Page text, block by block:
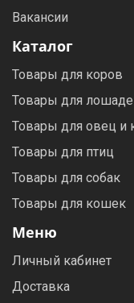
Вакансии
Каталог
Товары для коров
Товары для
Товары для овец и
Товары для птиц
Товары для собак
Товары для кошек
Меню
Личный кабинет
Доставка